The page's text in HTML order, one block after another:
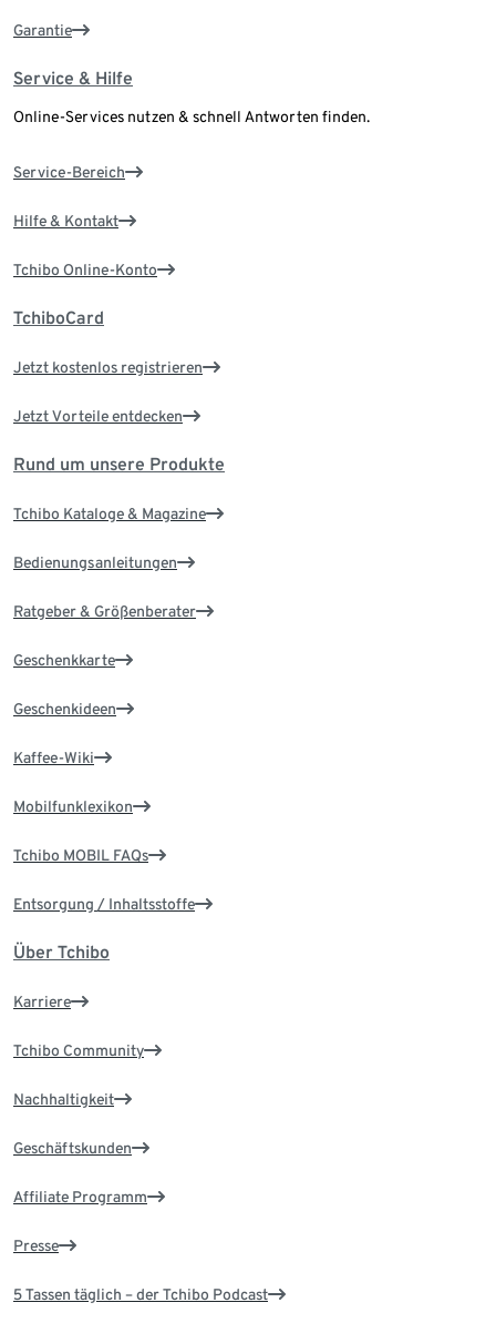
Garantie
Service & Hilfe
Online-Services nutzen & schnell Antworten finden.
Service-Bereich
Hilfe & Kontakt
Tchibo Online-Konto
TchiboCard
Jetzt kostenlos registrieren
Jetzt Vorteile entdecken
Rund um unsere Produkte
Tchibo Kataloge & Magazine
Bedienungsanleitungen
Ratgeber & Größenberater
Geschenkkarte
Geschenkideen
Kaffee-Wiki
Mobilfunklexikon
Tchibo MOBIL FAQs
Entsorgung / Inhaltsstoffe
Über Tchibo
Karriere
Tchibo Community
Nachhaltigkeit
Geschäftskunden
Affiliate Programm
Presse
5 Tassen täglich – der Tchibo Podcast